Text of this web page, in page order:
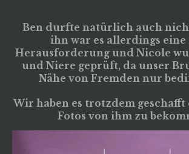
Ben durfte natürlich auch
ihn war es allerdings eine
Herausforderung und Nicole
und Niere geprüft, da unser
Nähe von Fremden nur
Wir haben es trotzdem
Fotos von ihm zu